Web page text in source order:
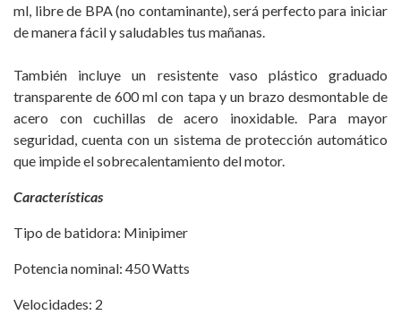
ml, libre de BPA (no contaminante), será perfecto para iniciar
de manera fácil y saludables tus mañanas.
También incluye un resistente vaso plástico graduado
transparente de 600 ml con tapa y un brazo desmontable de
acero con cuchillas de acero inoxidable. Para mayor
seguridad, cuenta con un sistema de protección automático
que impide el sobrecalentamiento del motor.
Características
Tipo de batidora: Minipimer
Potencia nominal: 450 Watts
Velocidades: 2